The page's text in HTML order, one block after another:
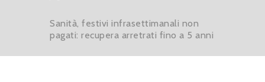
Sanità, festivi infrasettimanali non
pagati: recupera arretrati fino a 5 anni